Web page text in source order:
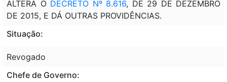
ALTERA O DECRETO Nº 8.616, DE 29 DE DEZEMBRO
DE 2015, E DÁ OUTRAS PROVIDÊNCIAS.
Situação:
Revogado
Chefe de Governo: